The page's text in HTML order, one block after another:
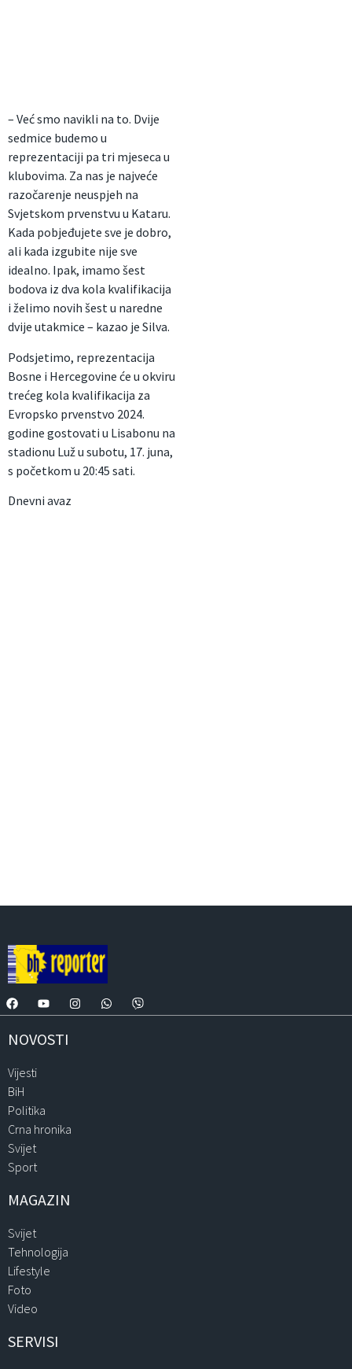
– Već smo navikli na to. Dvije
sedmice budemo u
reprezentaciji pa tri mjeseca u
klubovima. Za nas je najveće
razočarenje neuspjeh na
Svjetskom prvenstvu u Kataru.
Kada pobjeđujete sve je dobro,
ali kada izgubite nije sve
idealno. Ipak, imamo šest
bodova iz dva kola kvalifikacija
i želimo novih šest u naredne
dvije utakmice – kazao je Silva.
Podsjetimo, reprezentacija
Bosne i Hercegovine će u okviru
trećeg kola kvalifikacija za
Evropsko prvenstvo 2024.
godine gostovati u Lisabonu na
stadionu Luž u subotu, 17. juna,
s početkom u 20:45 sati.
Dnevni avaz
NOVOSTI
Vijesti
BiH
Politika
Crna hronika
Svijet
Sport
MAGAZIN
Svijet
Tehnologija
Lifestyle
Foto
Video
SERVISI